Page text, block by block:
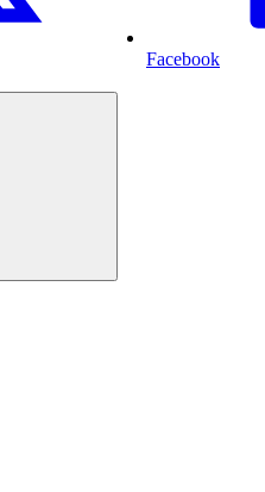
Facebook